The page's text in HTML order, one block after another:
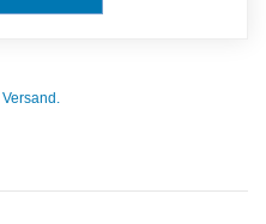
Versand.